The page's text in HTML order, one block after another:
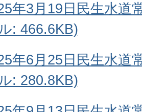
年3月19日民生水道
: 466.6KB)
年6月25日民生水道
: 280.8KB)